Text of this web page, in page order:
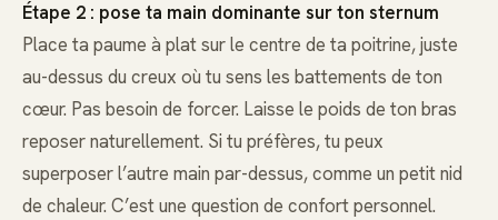
Étape 2 : pose ta main dominante sur ton sternum
Place ta paume à plat sur le centre de ta poitrine, juste
au-dessus du creux où tu sens les battements de ton
cœur. Pas besoin de forcer. Laisse le poids de ton bras
reposer naturellement. Si tu préfères, tu peux
superposer l’autre main par-dessus, comme un petit nid
de chaleur. C’est une question de confort personnel.